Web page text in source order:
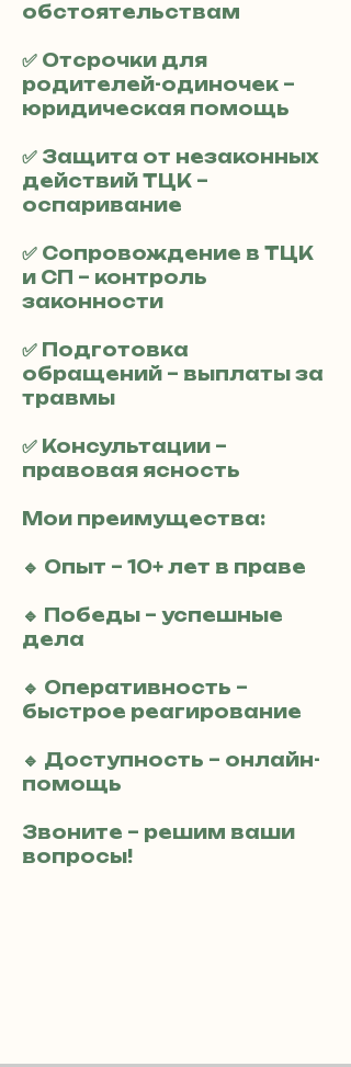
обстоятельствам
✅ Отсрочки для
родителей-одиночек –
юридическая помощь
✅ Защита от незаконных
действий ТЦК –
оспаривание
✅ Сопровождение в ТЦК
и СП – контроль
законности
✅ Подготовка
обращений – выплаты за
травмы
✅ Консультации –
правовая ясность
Мои преимущества:
🔹 Опыт – 10+ лет в праве
🔹 Победы – успешные
дела
🔹 Оперативность –
быстрое реагирование
🔹 Доступность – онлайн-
помощь
Звоните – решим ваши
вопросы!